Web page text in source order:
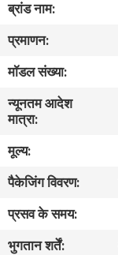
बारे
में
कारखाना
भ्रमण
गुणवत्ता
नियंत्रण
ब्रांड नाम:
प्रमाणन:
मॉडल संख्या:
न्यूनतम आदेश
मात्रा:
मूल्य:
पैकेजिंग विवरण:
प्रसव के समय:
भुगतान शर्तें: